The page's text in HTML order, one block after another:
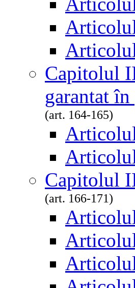
Capitolul
garantat în
(art. 164-165)
Capitolul
(art. 166-171)